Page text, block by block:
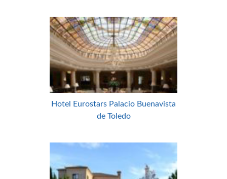
Hotel Eurostars Palacio Buenavista
de Toledo